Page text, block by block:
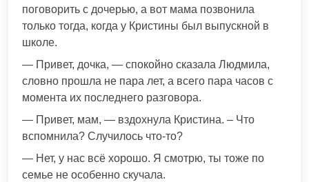
поговорить с дочерью, а вот мама позвонила
только тогда, когда у Кристины был выпускной в
школе.
— Привет, дочка, — спокойно сказала Людмила,
словно прошла не пара лет, а всего пара часов с
момента их последнего разговора.
— Привет, мам, — вздохнула Кристина. – Что
вспомнила? Случилось что-то?
— Нет, у нас всё хорошо. Я смотрю, ты тоже по
семье не особенно скучала.